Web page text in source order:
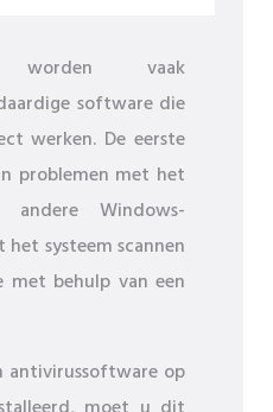
worden vaak
software die
werken. De eerste
problemen met het
andere Windows-
systeem scannen
met behulp van een
antivirussoftware op